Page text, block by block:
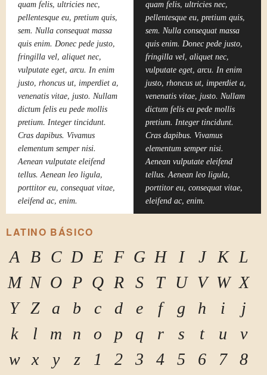
quam felis, ultricies nec,
pellentesque eu, pretium quis,
sem. Nulla consequat massa
quis enim. Donec pede justo,
fringilla vel, aliquet nec,
vulputate eget, arcu. In enim
justo, rhoncus ut, imperdiet a,
venenatis vitae, justo. Nullam
dictum felis eu pede mollis
pretium. Integer tincidunt.
Cras dapibus. Vivamus
elementum semper nisi.
Aenean vulputate eleifend
tellus. Aenean leo ligula,
porttitor eu, consequat vitae,
eleifend ac, enim.
quam felis, ultricies nec,
pellentesque eu, pretium quis,
sem. Nulla consequat massa
quis enim. Donec pede justo,
fringilla vel, aliquet nec,
vulputate eget, arcu. In enim
justo, rhoncus ut, imperdiet a,
venenatis vitae, justo. Nullam
dictum felis eu pede mollis
pretium. Integer tincidunt.
Cras dapibus. Vivamus
elementum semper nisi.
Aenean vulputate eleifend
tellus. Aenean leo ligula,
porttitor eu, consequat vitae,
eleifend ac, enim.
LATINO BÁSICO
A B C D E F G H I J K
L
M N O P Q R S T U V W X
Y
Z a b c d e f g h i
j
k
l m n o p q r s t u
v
w
x y z 1 2 3 4 5 6 7
8